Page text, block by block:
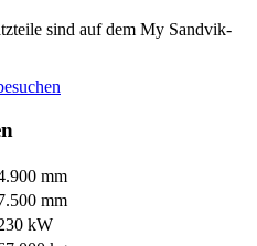
sind auf dem My Sandvik-
mm
mm
kW